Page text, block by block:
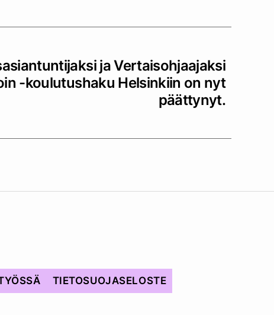
ja Vertaisohjaajaksi
-koulutushaku Helsinkiin on nyt
päättynyt.
TIETOSUOJASELOSTE